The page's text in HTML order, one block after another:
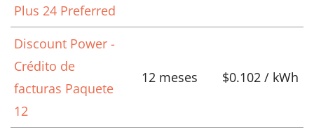
Plus 24 Preferred
Discount Power -
Crédito de
facturas Paquete
12
12 meses $0.102 / kWh